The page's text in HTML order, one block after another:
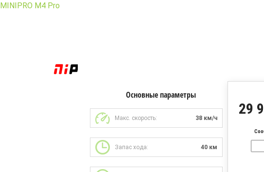
MINIPRO M4 Pro
29
Основные параметры
Макс. скорость: 38 км/ч
Запас хода: 40 км